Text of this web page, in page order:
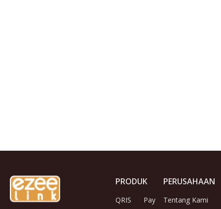
PRODUK
QRIS
Pay
PERUSAHAAN
Tentang Kami